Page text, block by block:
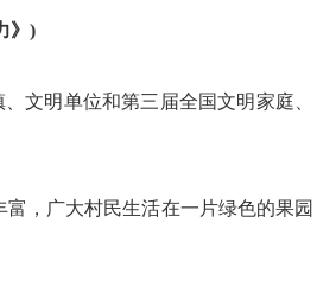
》)
文明单位和第三届全国文明家庭、
，广大村民生活在一片绿色的果园